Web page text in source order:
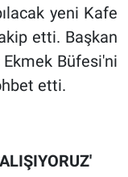
yeni Kafe
etti. Başkan
Büfesi'ni
etti.